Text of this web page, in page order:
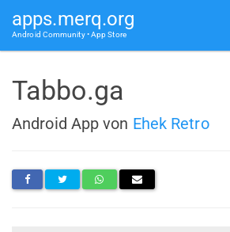
apps.merq.org
Android Community • App Store
Tabbo.ga
Android App von Ehek Retro